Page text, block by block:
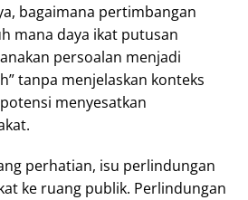
bagaimana pertimbangan
mana daya ikat putusan
persoalan menjadi
tanpa menjelaskan konteks
menyesatkan
perhatian, isu perlindungan
ke ruang publik. Perlindungan